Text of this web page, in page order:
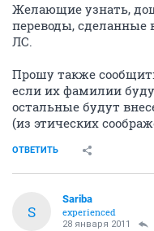
Желающие узнать,
переводы, сделанные
ЛС.
Прошу также
если их фамилии
остальные будут
(из этических
ОТВЕТИТЬ
S
Sariba
experienced
28 января 2011